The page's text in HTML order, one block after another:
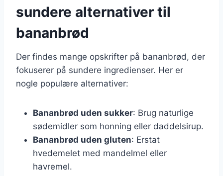
sundere alternativer til
bananbrød
Der findes mange opskrifter på bananbrød, der
fokuserer på sundere ingredienser. Her er
nogle populære alternativer:
Bananbrød uden sukker: Brug naturlige
sødemidler som honning eller daddelsirup.
Bananbrød uden gluten: Erstat
hvedemelet med mandelmel eller
havremel.